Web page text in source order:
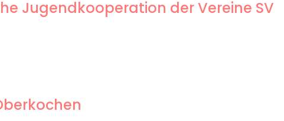
Jugendkooperation der Vereine SV